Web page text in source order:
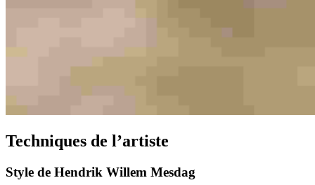
Techniques de l’artiste
Style de Hendrik Willem Mesdag